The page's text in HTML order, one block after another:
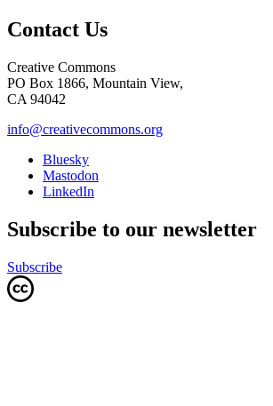
Contact Us
Creative Commons
PO Box 1866, Mountain View,
CA 94042
info@creativecommons.org
Bluesky
Mastodon
LinkedIn
Subscribe to our newsletter
Subscribe